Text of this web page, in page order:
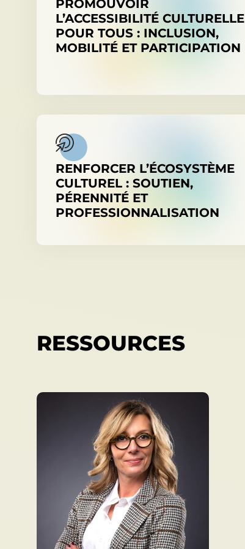
PROMOUVOIR
L’ACCESSIBILITÉ CULTURELLE
POUR TOUS : INCLUSION,
MOBILITÉ ET PARTICIPATION
RENFORCER L’ÉCOSYSTÈME
CULTUREL : SOUTIEN,
PÉRENNITÉ ET
PROFESSIONNALISATION
RESSOURCES